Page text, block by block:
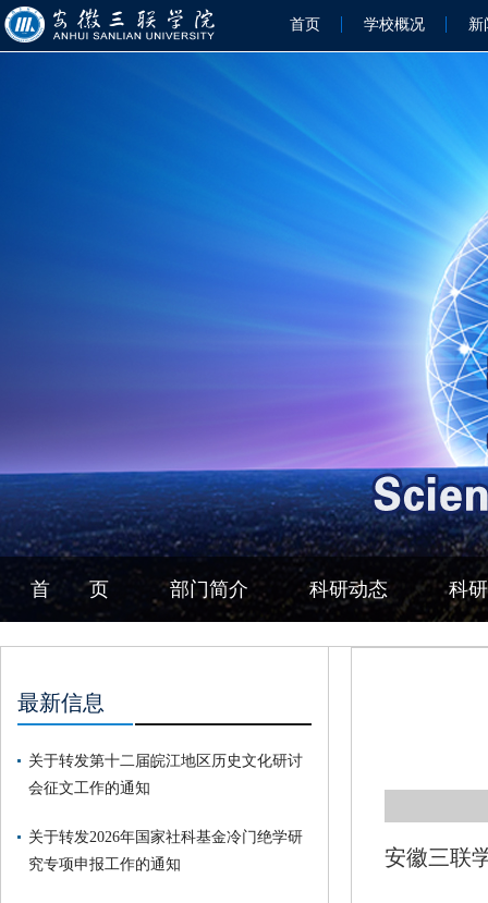
首页 学校概况 新
首 页 部门简介 科研动态 科
最新信息
关于转发第十二届皖江地区历史文化研讨
会征文工作的通知
关于转发2026年国家社科基金冷门绝学研
究专项申报工作的通知
安徽三联